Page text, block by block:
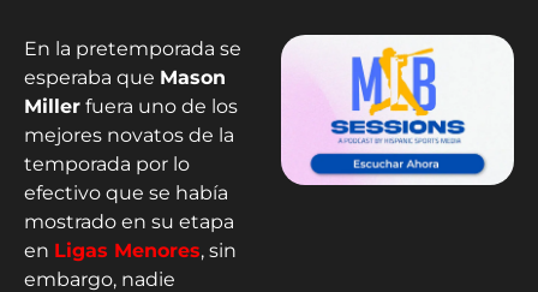
En la pretemporada se
esperaba que Mason
Miller fuera uno de los
mejores novatos de la
temporada por lo
efectivo que se había
mostrado en su etapa
en Ligas Menores, sin
embargo, nadie